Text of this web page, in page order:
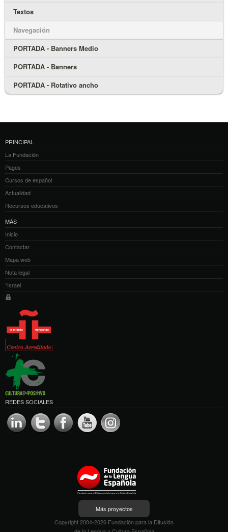
Textos
Navegación
PORTADA - Banners Medio
PORTADA - Banners
PORTADA - Rotativo ancho
PRINCIPAL
La Fundación
Pagos
Cursos de español
Actualidad
Recursos educativos
MÁS
Inicio
Contactar
Mapa web
Nota legal
*Israel
REDES SOCIALES
Más proyectos
Copyright 2004-2026 Fundación para la Difusión